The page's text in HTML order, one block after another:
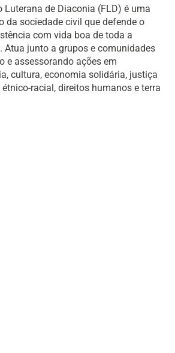
Luterana de Diaconia (FLD) é uma
da sociedade civil que defende o
com vida boa de toda a
Atua junto a grupos e comunidades
e assessorando ações em
cultura, economia solidária, justiça
étnico-racial, direitos humanos e terra